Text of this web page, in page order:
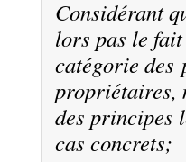
Considérant
lors pas le
catégorie des
propriétaires,
des principes
cas concrets;